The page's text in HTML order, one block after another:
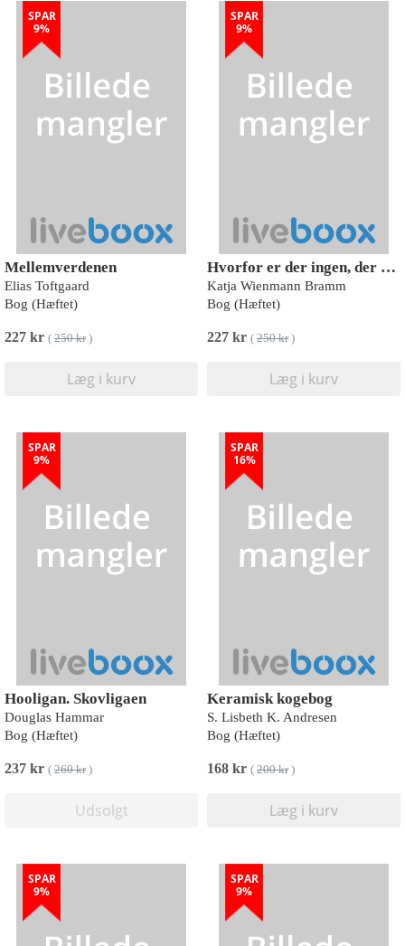
SPAR
9%
Mellemverdenen
Elias Toftgaard
Bog (Hæftet)
227 kr ( 250 kr)
Læg i kurv
SPAR
9%
Hvorfor er der ingen, der har fyldt EKG-vognen?
Katja Wienmann Bramm
Bog (Hæftet)
227 kr ( 250 kr)
Læg i kurv
SPAR
9%
Hooligan. Skovligaen
Douglas Hammar
Bog (Hæftet)
237 kr ( 260 kr)
Udsolgt
SPAR
16%
Keramisk kogebog
S. Lisbeth K. Andresen
Bog (Hæftet)
168 kr ( 200 kr)
Læg i kurv
SPAR
9%
SPAR
9%